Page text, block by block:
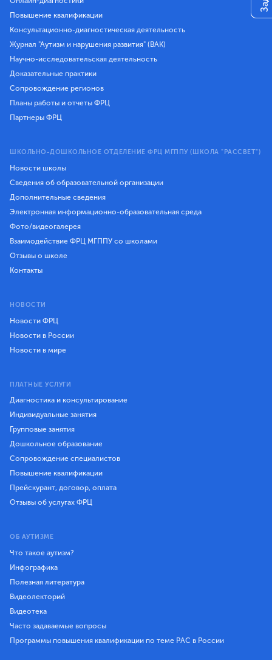
Повышение квалификации
Консультационно-диагностическая деятельность
Журнал "Аутизм и нарушения развития" (ВАК)
Научно-исследовательская деятельность
Доказательные практики
Сопровождение регионов
Планы работы и отчеты ФРЦ
Партнеры ФРЦ
ШКОЛЬНО-ДОШКОЛЬНОЕ ОТДЕЛЕНИЕ ФРЦ МГППУ (ШКОЛА "РАССВЕТ")
Новости школы
Сведения об образовательной организации
Дополнительные сведения
Электронная информационно-образовательная среда
Фото/видеогалерея
Взаимодействие ФРЦ МГППУ со школами
Отзывы о школе
Контакты
НОВОСТИ
Новости ФРЦ
Новости в России
Новости в мире
ПЛАТНЫЕ УСЛУГИ
Диагностика и консультирование
Индивидуальные занятия
Групповые занятия
Дошкольное образование
Сопровождение специалистов
Повышение квалификации
Прейскурант, договор, оплата
Отзывы об услугах ФРЦ
ОБ АУТИЗМЕ
Что такое аутизм?
Инфографика
Полезная литература
Видеолекторий
Видеотека
Часто задаваемые вопросы
Программы повышения квалификации по теме РАС в России